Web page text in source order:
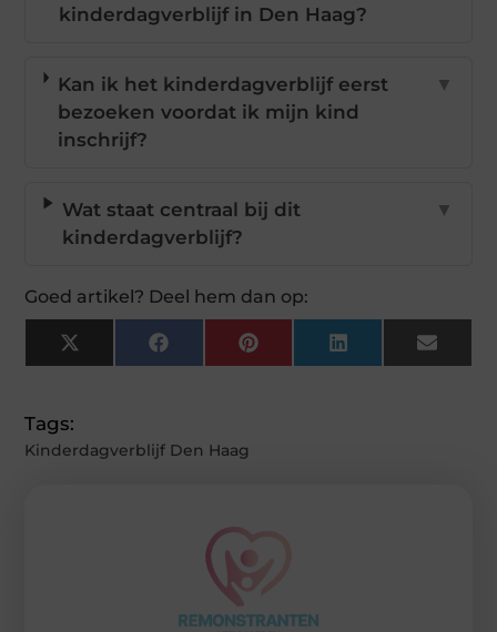
kinderdagverblijf in Den Haag?
Kan ik het kinderdagverblijf eerst
bezoeken voordat ik mijn kind
inschrijf?
▼
Wat staat centraal bij dit
kinderdagverblijf?
▼
Goed artikel? Deel hem dan op:
X
(Twitter)
FacebookPinterestLinkedInEmail
Tags:
Kinderdagverblijf Den Haag